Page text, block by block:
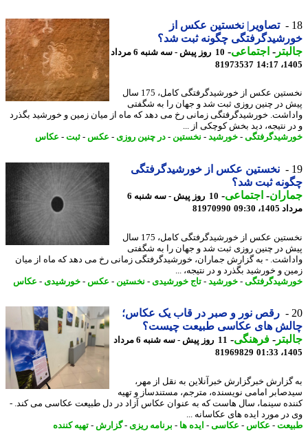
تصاویر| نخستین عکس از
چگونه ثبت شد؟
-اجتماعی-
10 روز پیش - سه شنبه 6 مرداد
81973537
نخستین عکس از خورشیدگرفتگی کامل، 175 سال
در چنین روزی ثبت شد و جهان را به شگفتی
خورشیدگرفتگی زمانی رخ می دهد که ماه از میان زمین و خورشید بگذرد
نتیجه، دید بخش کوچکی از ...
-خورشید -نخستین-در چنین روزی - عکس-ثبت -عکاس
نخستین عکس از خورشیدگرفتگی
ثبت شد؟
- اجتماعی-
10 روز پیش - سه شنبه 6
09:30
81970990
نخستین عکس از خورشیدگرفتگی کامل، 175 سال
در چنین روزی ثبت شد و جهان را به شگفتی
- به گزارش جماران، خورشیدگرفتگی زمانی رخ می دهد که ماه از میان
و خورشید بگذرد و در نتیجه، ...
-خورشید -تاج خورشیدی-نخستین-عکس-خورشیدی-عکاس
رقص نور و صبر در قاب یک عکاس؛
های عکاسی طبیعت چیست؟
-فرهنگی-
11 روز پیش - سه شنبه 6 مرداد
81969829
خبرگزارش خبرآنلاین به نقل از مهر،
امامی نویسنده، مترجم، مستندساز و تهیه
سینما، سال هاست که به عنوان عکاس آزاد در دل طبیعت عکاسی می کند. -
مورد ایده های عکاسانه ...
-عکاس-عکاسی-ایده ها- برنامه ریزی - گزارش -تهیه کننده